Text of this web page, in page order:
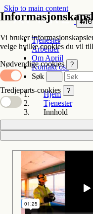
Skip to main content
Tjenester
Arbeider
Om Apriil
Kontakt oss
Søk
Hjem
Tjenester
Innhold
Innhold
Vi bruker
velge hvilke cookies du vil
Nødvendige cookies ?
Tredjeparts-cookies ?